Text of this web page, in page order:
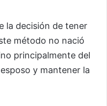
la decisión de tener
método no nació
principalmente del
y mantener la